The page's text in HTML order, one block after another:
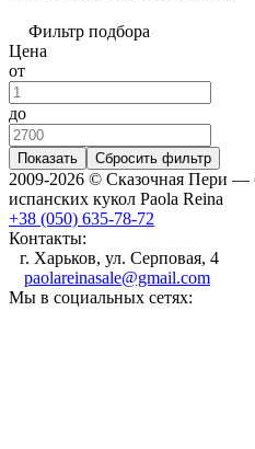
Фильтр подбора
Цена
от
до
Показать Сбросить фильтр
2009-2026 © Сказочная Пери —
испанских кукол Paola Reina
+38 (050) 635-78-72
Контакты:
г. Харьков, ул. Серповая, 4
paolareinasale@gmail.com
Мы в социальных сетях: